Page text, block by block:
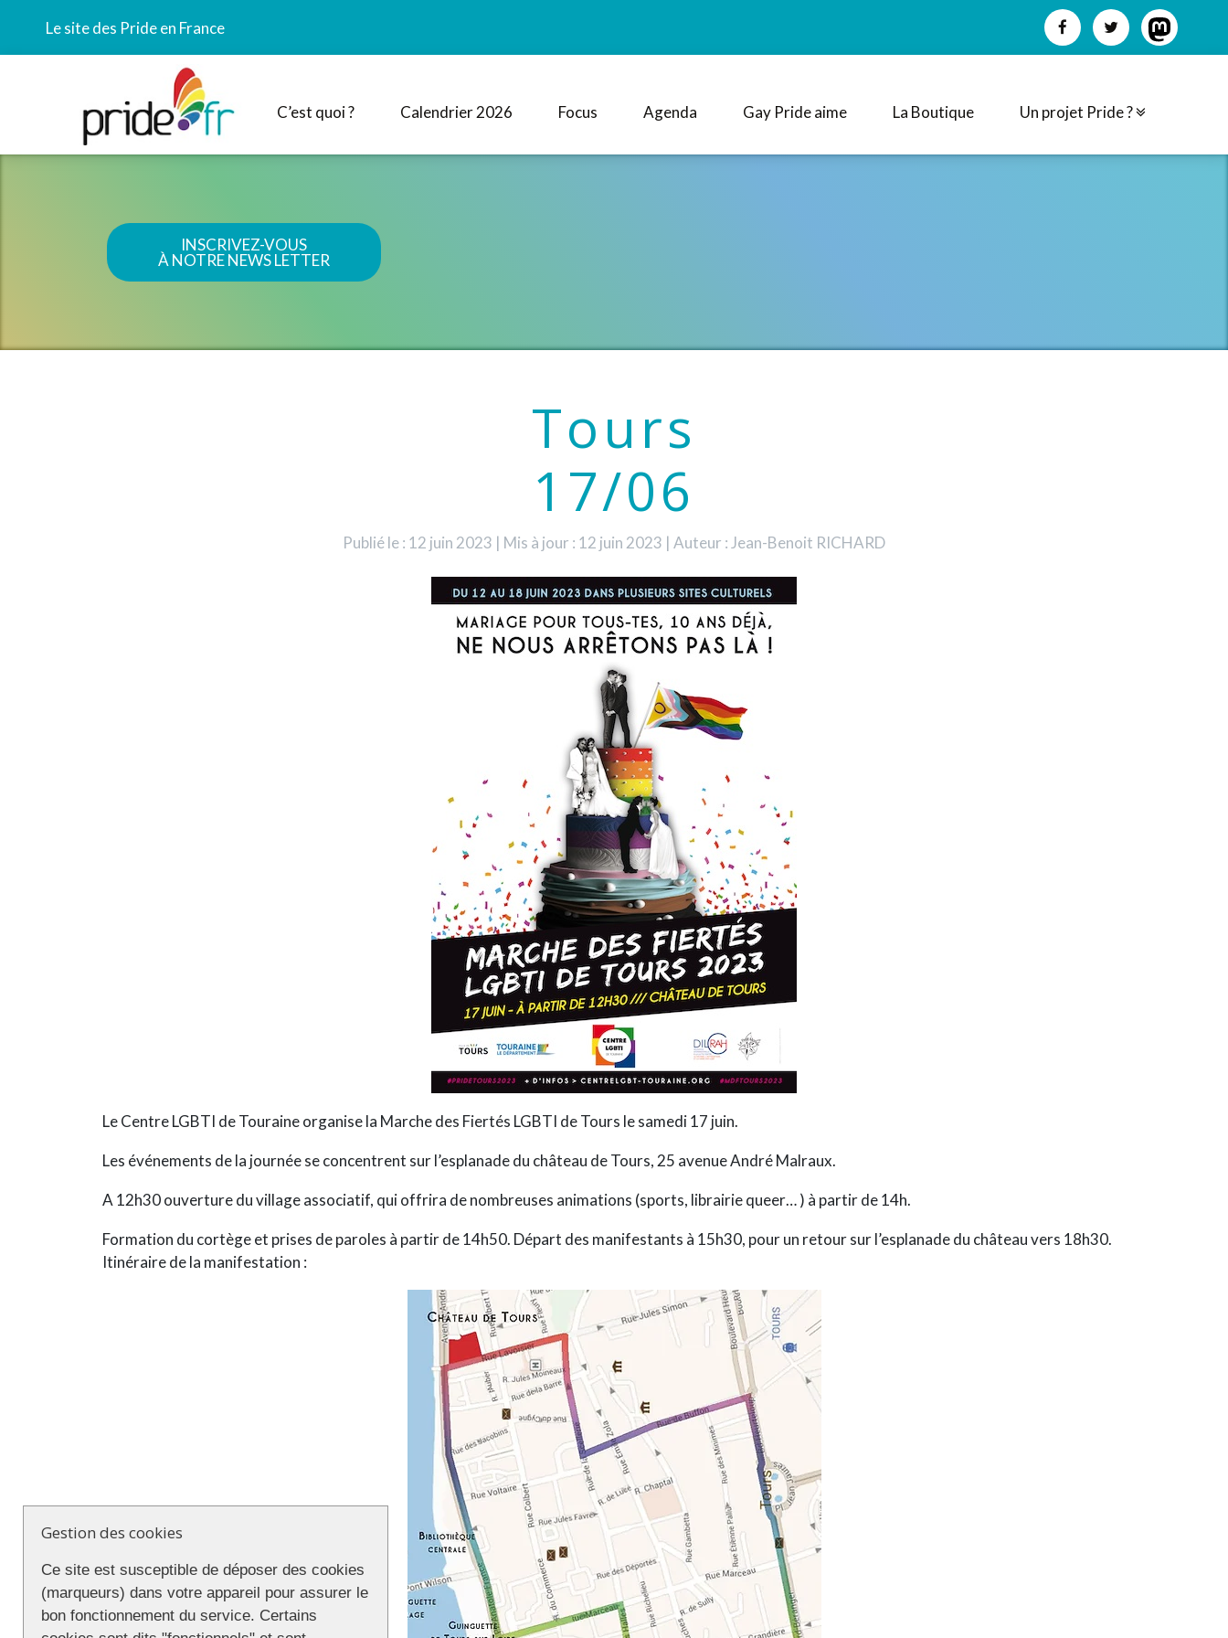
Le site des Pride en France
C’est quoi ? Calendrier 2026 Focus Agenda Gay Pride aime La Boutique Un projet Pride ?
INSCRIVEZ-VOUS
À NOTRE NEWS LETTER
Tours
17/06
Publié le : 12 juin 2023 | Mis à jour : 12 juin 2023 | Auteur : Jean-Benoit RICHARD
Le Centre LGBTI de Touraine organise la Marche des Fiertés LGBTI de Tours le samedi 17 juin.
Les événements de la journée se concentrent sur l’esplanade du château de Tours, 25 avenue André Malraux.
A 12h30 ouverture du village associatif, qui offrira de nombreuses animations (sports, librairie queer… ) à partir de 14h.
Formation du cortège et prises de paroles à partir de 14h50. Départ des manifestants à 15h30, pour un retour sur l’esplanade du château vers 18h30.
Itinéraire de la manifestation :
Gestion des cookies
Ce site est susceptible de déposer des cookies
(marqueurs) dans votre appareil pour assurer le
bon fonctionnement du service. Certains